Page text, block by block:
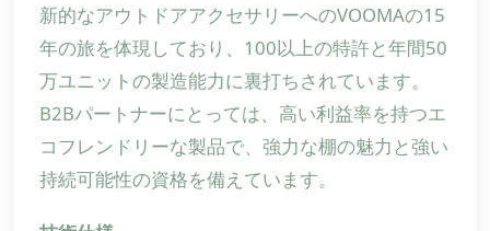
新的なアウトドアアクセサリーへのVOOMAの15
年の旅を体現しており、100以上の特許と年間50
万ユニットの製造能力に裏打ちされています。
B2Bパートナーにとっては、高い利益率を持つエ
コフレンドリーな製品で、強力な棚の魅力と強い
持続可能性の資格を備えています。